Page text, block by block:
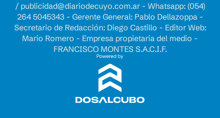
/ publicidad@diariodecuyo.com.ar- Whatsapp: (054)
264 5045343 - Gerente General: Pablo Dellazoppa -
Secretario de Redacción: Diego Castillo - Editor Web:
Mario Romero - Empresa propietaria del medio -
FRANCISCO MONTES S.A.C.I.F.